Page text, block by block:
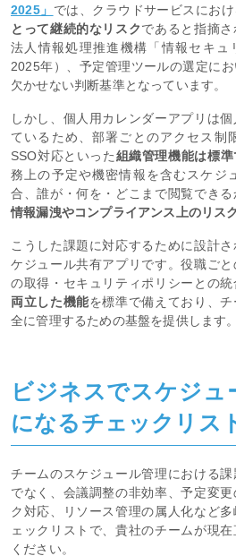
2025」 では、クラウドサービスにおけ
とって継続的なリスクであると指摘
法人情報処理推進機構「情報セキュ
2025年）、予定管理ツールの選定に
欠かせない判断基準となっています。
しかし、個人用カレンダーアプリは
ているため、部署ごとのアクセス制
SSO対応といった組織管理機能は標
務上の予定や機密情報を含むスケジ
合、誰が・何を・どこまで閲覧できる
情報漏洩やコンプライアンス上のリス
こうした課題に対応するために設計
ケジュール共有アプリです。役職ご
の取得・セキュリティポリシーとの
両立した機能を標準で備えており、
全に管理するための基盤を提供します。
ビジネスでスケジュ
になるチェックリス
チームのスケジュール管理における
でなく、会議調整の非効率、予定変
ク対応、リソース管理の属人化など
ェックリストで、貴社のチームが現
ください。